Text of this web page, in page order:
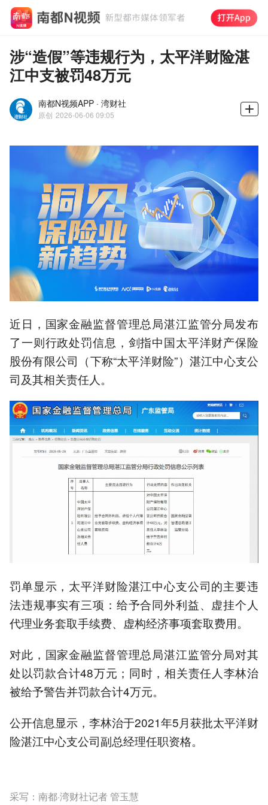
涉“造假”等违规行为，太平洋财险湛
江中支被罚48万元
南都N视频APP · 湾财社
原创 2026-06-06 09:05
近日，国家金融监督管理总局湛江监管分局发布
了一则行政处罚信息，剑指中国太平洋财产保险
股份有限公司（下称“太平洋财险”）湛江中心支公
司及其相关责任人。
罚单显示，太平洋财险湛江中心支公司的主要违
法违规事实有三项：给予合同外利益、虚挂个人
代理业务套取手续费、虚构经济事项套取费用。
对此，国家金融监督管理总局湛江监管分局对其
处以罚款合计48万元；同时，相关责任人李林治
被给予警告并罚款合计4万元。
公开信息显示，李林治于2021年5月获批太平洋财
险湛江中心支公司副总经理任职资格。
采写：南都·湾财社记者 管玉慧